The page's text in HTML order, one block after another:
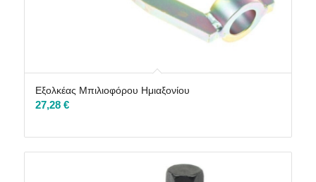
Εξολκέας Μπιλιοφόρου Ημιαξονίου
27,28 €